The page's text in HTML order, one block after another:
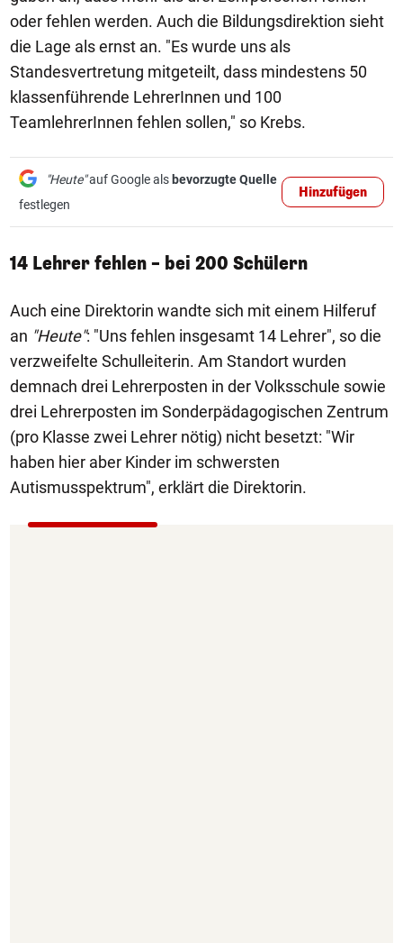
oder fehlen werden. Auch die Bildungsdirektion sieht
die Lage als ernst an. "Es wurde uns als
Standesvertretung mitgeteilt, dass mindestens 50
klassenführende LehrerInnen und 100
TeamlehrerInnen fehlen sollen," so Krebs.
"Heute"auf Google als bevorzugte Quelle
festlegen
Hinzufügen
14 Lehrer fehlen – bei 200 Schülern
Auch eine Direktorin wandte sich mit einem Hilferuf
an "Heute": "Uns fehlen insgesamt 14 Lehrer", so die
verzweifelte Schulleiterin. Am Standort wurden
demnach drei Lehrerposten in der Volksschule sowie
drei Lehrerposten im Sonderpädagogischen Zentrum
(pro Klasse zwei Lehrer nötig) nicht besetzt: "Wir
haben hier aber Kinder im schwersten
Autismusspektrum", erklärt die Direktorin.